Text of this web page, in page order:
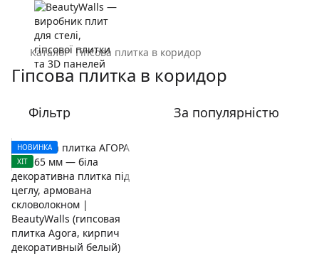
Каталог Гіпсова плитка в коридор
Гіпсова плитка в коридор
Фільтр За популярністю
НОВИНКА
ХІТ